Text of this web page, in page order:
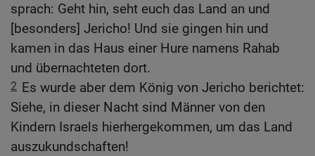
sprach: Geht hin, seht euch das Land an und
[besonders] Jericho! Und sie gingen hin und
kamen in das Haus einer Hure namens Rahab
und übernachteten dort.
2 Es wurde aber dem König von Jericho berichtet:
Siehe, in dieser Nacht sind Männer von den
Kindern Israels hierhergekommen, um das Land
auszukundschaften!